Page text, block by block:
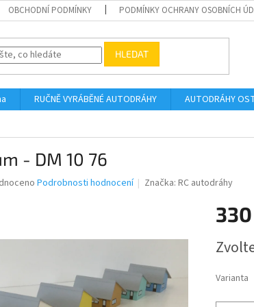
OBCHODNÍ PODMÍNKY PODMÍNKY OCHRANY OSOBNÍCH
HLEDAT
RUČNĚ VYRÁBĚNÉ AUTODRÁHY AUTODRÁHY
- DM 10 76
Podrobnosti hodnocení Značka:RC autodráhy
cena:
Varianta